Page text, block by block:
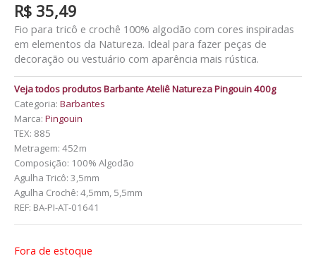
R$ 35,49
Fio para tricô e crochê 100% algodão com cores inspiradas
em elementos da Natureza. Ideal para fazer peças de
decoração ou vestuário com aparência mais rústica.
Veja todos produtos Barbante Ateliê Natureza Pingouin 400g
Categoria: Barbantes
Marca: Pingouin
TEX: 885
Metragem: 452m
Composição: 100% Algodão
Agulha Tricô: 3,5mm
Agulha Crochê: 4,5mm, 5,5mm
REF: BA-PI-AT-01641
Fora de estoque